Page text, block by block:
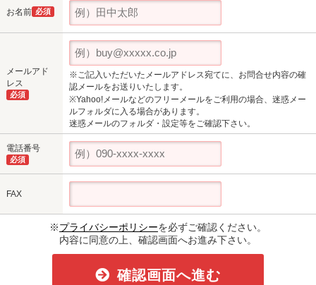
お名前 必須
メールアド
レス
必須
※ご記入いただいたメールアドレス宛てに、お問合せ内容の確
認メールをお送りいたします。
※Yahoo!メールなどのフリーメールをご利用の場合、迷惑メー
ルフォルダに入る場合があります。
迷惑メールのフォルダ・設定等をご確認下さい。
電話番号
必須
FAX
※プライバシーポリシーを必ずご確認ください。
内容に同意の上、確認画面へお進み下さい。
確認画面へ進む